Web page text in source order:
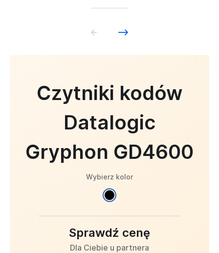
Czytniki kodów
Datalogic
Gryphon GD4600
Wybierz kolor
Sprawdź cenę
Dla Ciebie u partnera